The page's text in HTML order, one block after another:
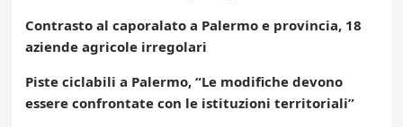
Contrasto al caporalato a Palermo e provincia, 18
aziende agricole irregolari
Piste ciclabili a Palermo, “Le modifiche devono
essere confrontate con le istituzioni territoriali”